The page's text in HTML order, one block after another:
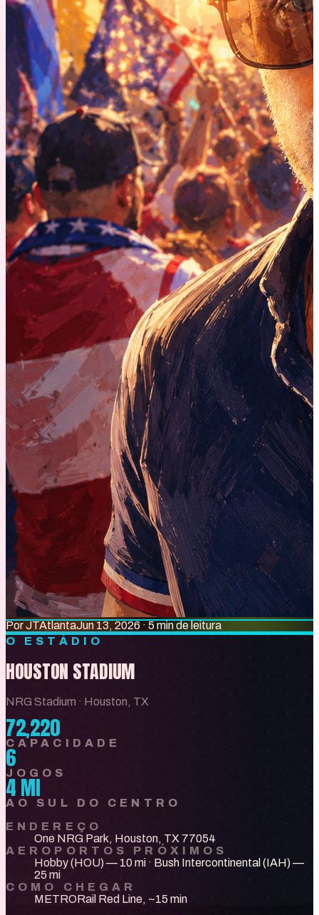
PorJTAtlantaJun 13, 2026 · 5 min de leitura
O ESTÁDIO
HOUSTON STADIUM
NRG Stadium · Houston, TX
72,220
CAPACIDADE
6
JOGOS
4 MI
AO SUL DO CENTRO
ENDEREÇO
One NRG Park, Houston, TX 77054
AEROPORTOS PRÓXIMOS
Hobby (HOU) — 10 mi · Bush Intercontinental (IAH) —
25 mi
COMO CHEGAR
METRORail Red Line, ~15 min